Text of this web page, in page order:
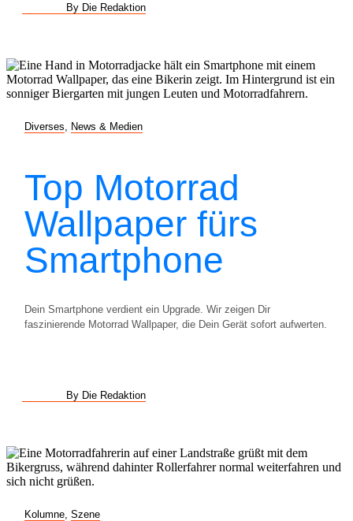
By Die Redaktion
Diverses News & Medien
Top Motorrad
Wallpaper fürs
Smartphone
Dein Smartphone verdient ein Upgrade. Wir zeigen Dir
faszinierende Motorrad Wallpaper, die Dein Gerät sofort aufwerten.
By Die Redaktion
Kolumne Szene